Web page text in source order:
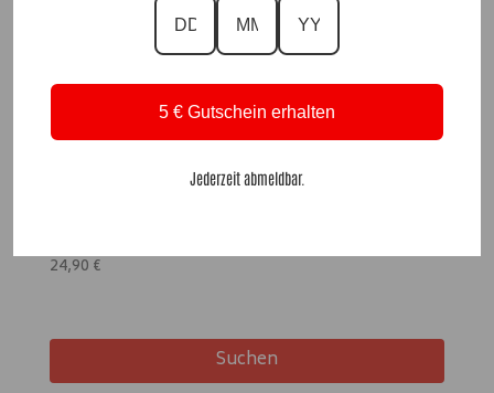
24,90 €
Suchen
5 € Gutschein erhalten
Jederzeit abmeldbar.